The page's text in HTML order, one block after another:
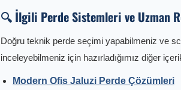
🔍 İlgili Perde Sistemleri ve Uzman
Doğru teknik perde seçimi yapabilmeniz ve
inceleyebilmeniz için hazırladığımız diğer
Modern Ofis Jaluzi Perde Çözümleri